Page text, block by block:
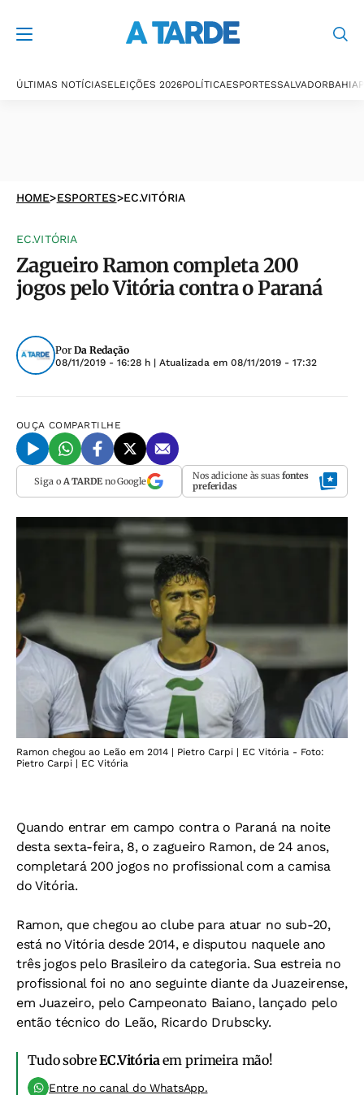
ÚLTIMAS NOTÍCIASELEIÇÕES 2026POLÍTICAESPORTESSALVADORBAHIA
HOME>ESPORTES>EC.VITÓRIA
EC.VITÓRIA
Zagueiro Ramon completa 200
jogos pelo Vitória contra o Paraná
Por Da Redação
08/11/2019 - 16:28 h | Atualizada em 08/11/2019 - 17:32
OUÇA COMPARTILHE
Siga o A TARDEno Google Nos adicione às suas fontes
preferidas
Ramon chegou ao Leão em 2014 | Pietro Carpi | EC Vitória - Foto:
Pietro Carpi | EC Vitória
Quando entrar em campo contra o Paraná na noite
desta sexta-feira, 8, o zagueiro Ramon, de 24 anos,
completará 200 jogos no profissional com a camisa
do Vitória.
Ramon, que chegou ao clube para atuar no sub-20,
está no Vitória desde 2014, e disputou naquele ano
três jogos pelo Brasileiro da categoria. Sua estreia no
profissional foi no ano seguinte diante da Juazeirense,
em Juazeiro, pelo Campeonato Baiano, lançado pelo
então técnico do Leão, Ricardo Drubscky.
Tudo sobreEC.Vitóriaem primeira mão!
Entre no canal do WhatsApp.